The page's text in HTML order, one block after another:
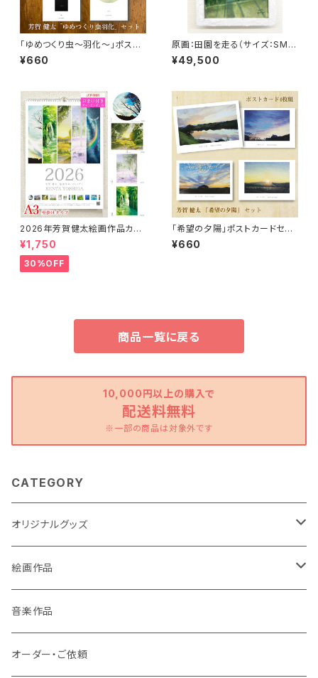
「ゆめつくり虫～羽化～」ポスト
カードセット（4枚入り）
¥660
原画：田園を走る（サイズ：SM
号・額縁外寸：よこ25.8cm×た
て32.7㎝×奥行4.5㎝）
¥49,500
2026年芳賀健太絵画作品カレ
ンダー（壁掛けA3）※おまけの
ポストカード付き
¥1,750
30%OFF
「希望の夕陽」ポストカードセッ
ト（4枚入り）
¥660
商品一覧に戻る
10,000円以上の購入で
配送料無料
※一部の商品は対象外です
CATEGORY
オリジナルグッズ
ポストカード
缶バッチ
ストラップ
絵画作品
原画作品
風景画
複製画作品
音楽作品
オーダー・ご依頼